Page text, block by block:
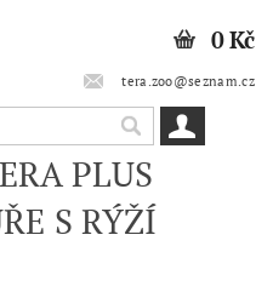
tera.zoo@seznam.cz
0 Kč
PLUS
S RÝŽÍ